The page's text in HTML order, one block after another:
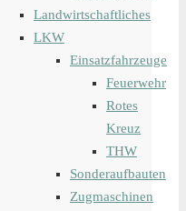
Landwirtschaftliches
LKW
Einsatzfahrzeuge
Feuerwehr
Rotes
Kreuz
THW
Sonderaufbauten
Zugmaschinen